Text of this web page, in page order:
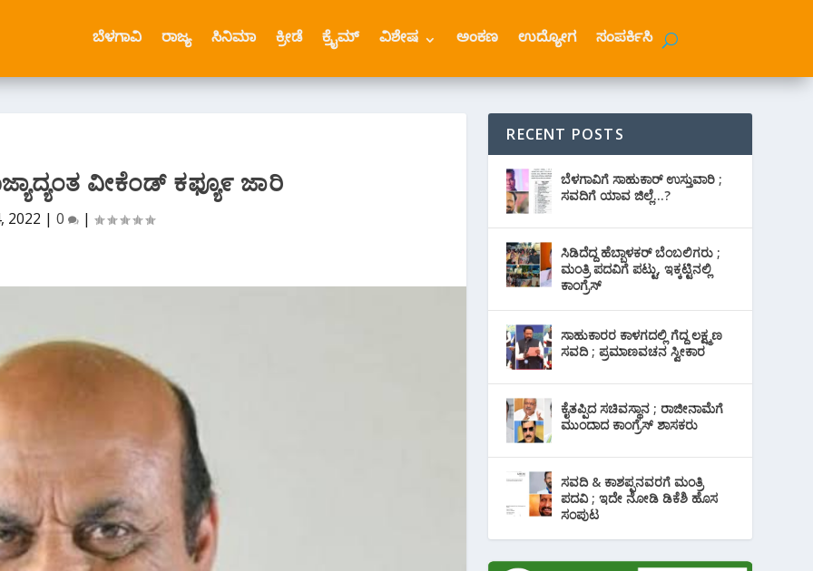
ಬೆಳಗಾವಿ ರಾಜ್ಯ ಸಿನಿಮಾ ಕ್ರೀಡೆ ಕ್ರೈಮ್ ವಿಶೇಷ ಅಂಕಣ ಉದ್ಯೋಗ ಸಂಪರ್ಕಿಸಿ
ವೀಕೆಂಡ್ ಕಫ್ಯೂ೯ ಜಾರಿ
2022 | 0 |
RECENT POSTS
ಬೆಳಗಾವಿಗೆ ಸಾಹುಕಾರ್ ಉಸ್ತುವಾರಿ ;
ಸವದಿಗೆ ಯಾವ ಜಿಲ್ಲೆ…?
ಸಿಡಿದೆದ್ದ ಹೆಬ್ಬಾಳಕರ್ ಬೆಂಬಲಿಗರು ;
ಮಂತ್ರಿ ಪದವಿಗೆ ‌ಪಟ್ಟು, ಇಕ್ಕಟ್ಟಿನಲ್ಲಿ
ಕಾಂಗ್ರೆಸ್
ಸಾಹುಕಾರರ ಕಾಳಗದಲ್ಲಿ ಗೆದ್ದ ಲಕ್ಷ್ಮಣ
ಸವದಿ ; ಪ್ರಮಾಣವಚನ ಸ್ವೀಕಾರ
ಕೈತಪ್ಪಿದ ಸಚಿವಸ್ಥಾನ ; ರಾಜೀನಾಮೆಗೆ
ಮುಂದಾದ ಕಾಂಗ್ರೆಸ್ ‌ಶಾಸಕರು
ಸವದಿ & ಕಾಶಪ್ಪನವರಗೆ ಮಂತ್ರಿ
ಪದವಿ ; ಇದೇ ನೋಡಿ‌ ಡಿಕೆಶಿ ಹೊಸ
ಸಂಪುಟ